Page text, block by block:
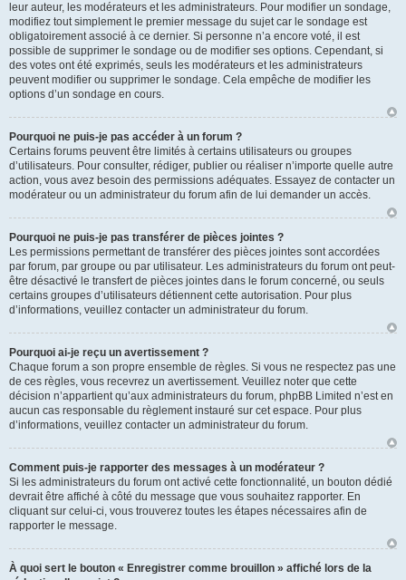
leur auteur, les modérateurs et les administrateurs. Pour modifier un sondage,
modifiez tout simplement le premier message du sujet car le sondage est
obligatoirement associé à ce dernier. Si personne n’a encore voté, il est
possible de supprimer le sondage ou de modifier ses options. Cependant, si
des votes ont été exprimés, seuls les modérateurs et les administrateurs
peuvent modifier ou supprimer le sondage. Cela empêche de modifier les
options d’un sondage en cours.
Pourquoi ne puis-je pas accéder à un forum ?
Certains forums peuvent être limités à certains utilisateurs ou groupes
d’utilisateurs. Pour consulter, rédiger, publier ou réaliser n’importe quelle autre
action, vous avez besoin des permissions adéquates. Essayez de contacter un
modérateur ou un administrateur du forum afin de lui demander un accès.
Pourquoi ne puis-je pas transférer de pièces jointes ?
Les permissions permettant de transférer des pièces jointes sont accordées
par forum, par groupe ou par utilisateur. Les administrateurs du forum ont peut-
être désactivé le transfert de pièces jointes dans le forum concerné, ou seuls
certains groupes d’utilisateurs détiennent cette autorisation. Pour plus
d’informations, veuillez contacter un administrateur du forum.
Pourquoi ai-je reçu un avertissement ?
Chaque forum a son propre ensemble de règles. Si vous ne respectez pas une
de ces règles, vous recevrez un avertissement. Veuillez noter que cette
décision n’appartient qu’aux administrateurs du forum, phpBB Limited n’est en
aucun cas responsable du règlement instauré sur cet espace. Pour plus
d’informations, veuillez contacter un administrateur du forum.
Comment puis-je rapporter des messages à un modérateur ?
Si les administrateurs du forum ont activé cette fonctionnalité, un bouton dédié
devrait être affiché à côté du message que vous souhaitez rapporter. En
cliquant sur celui-ci, vous trouverez toutes les étapes nécessaires afin de
rapporter le message.
À quoi sert le bouton « Enregistrer comme brouillon » affiché lors de la